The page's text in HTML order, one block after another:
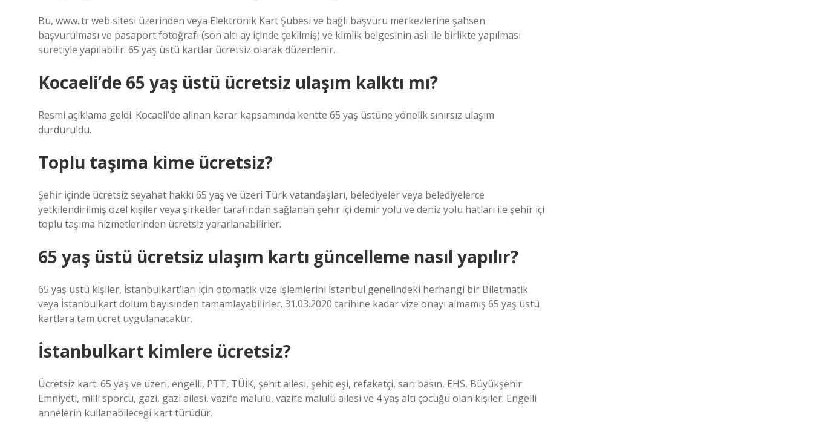
Bu, www..tr web sitesi üzerinden veya Elektronik Kart Şubesi ve bağlı başvuru merkezlerine şahsen
başvurulması ve pasaport fotoğrafı (son altı ay içinde çekilmiş) ve kimlik belgesinin aslı ile birlikte yapılması
suretiyle yapılabilir. 65 yaş üstü kartlar ücretsiz olarak düzenlenir.
Kocaeli’de 65 yaş üstü ücretsiz ulaşım kalktı mı?
Resmi açıklama geldi. Kocaeli’de alınan karar kapsamında kentte 65 yaş üstüne yönelik sınırsız ulaşım
durduruldu.
Toplu taşıma kime ücretsiz?
Şehir içinde ücretsiz seyahat hakkı 65 yaş ve üzeri Türk vatandaşları, belediyeler veya belediyelerce
yetkilendirilmiş özel kişiler veya şirketler tarafından sağlanan şehir içi demir yolu ve deniz yolu hatları ile şehir içi
toplu taşıma hizmetlerinden ücretsiz yararlanabilirler.
65 yaş üstü ücretsiz ulaşım kartı güncelleme nasıl yapılır?
65 yaş üstü kişiler, İstanbulkart’ları için otomatik vize işlemlerini İstanbul genelindeki herhangi bir Biletmatik
veya İstanbulkart dolum bayisinden tamamlayabilirler. 31.03.2020 tarihine kadar vize onayı almamış 65 yaş üstü
kartlara tam ücret uygulanacaktır.
İstanbulkart kimlere ücretsiz?
Ücretsiz kart: 65 yaş ve üzeri, engelli, PTT, TÜİK, şehit ailesi, şehit eşi, refakatçi, sarı basın, EHS, Büyükşehir
Emniyeti, milli sporcu, gazi, gazi ailesi, vazife malulü, vazife malulü ailesi ve 4 yaş altı çocuğu olan kişiler. Engelli
annelerin kullanabileceği kart türüdür.